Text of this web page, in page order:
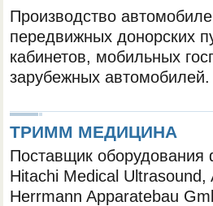
Производство
передвижных донорских
кабинетов, мобильных
зарубежных автомобилей.
ТРИММ МЕДИЦИНА
Поставщик
Hitachi Medical
Herrmann Apparatebau